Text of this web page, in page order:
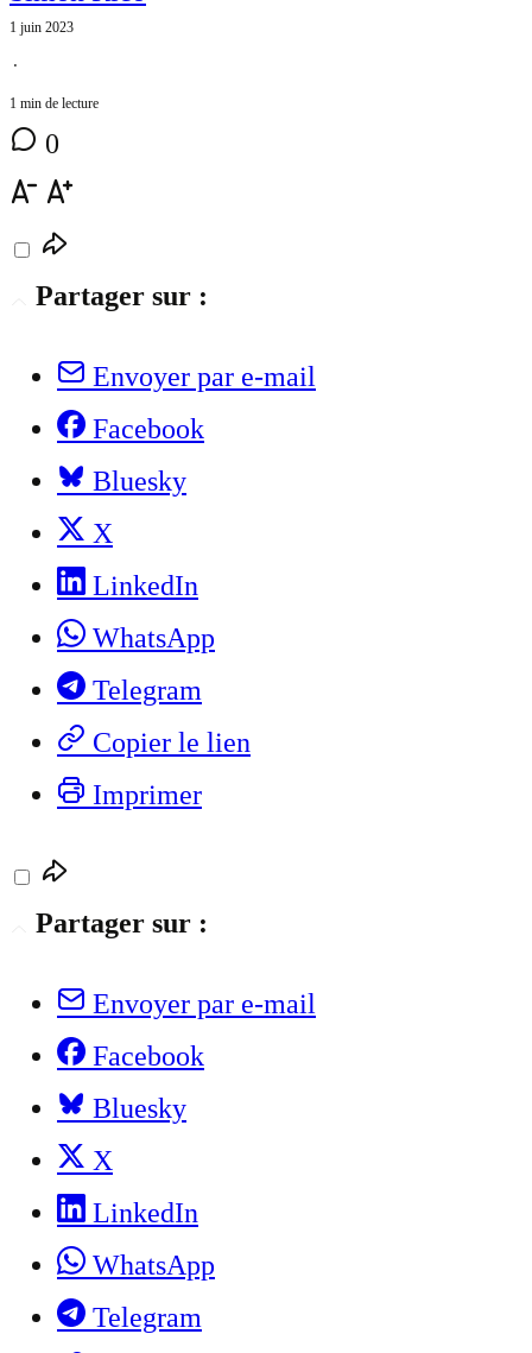
1 juin 2023
⋅
1 min de lecture
0
Partager sur :
Envoyer par e-mail
Facebook
Bluesky
X
LinkedIn
WhatsApp
Telegram
Copier le lien
Imprimer
Partager sur :
Envoyer par e-mail
Facebook
Bluesky
X
LinkedIn
WhatsApp
Telegram